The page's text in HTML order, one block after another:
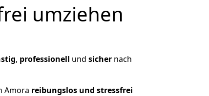
umziehen
, professionell und sichernach
Amora reibungslos und stressfrei